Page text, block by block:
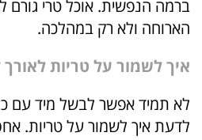
ברמה הנפשית. אוכל טרי גורם
הארוחה ולא רק במהלכה.
איך לשמור על טריות לאורך
לא תמיד אפשר לבשל מיד עם
לדעת איך לשמור על טריות.